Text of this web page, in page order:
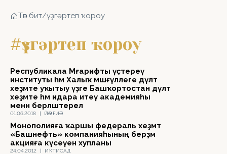
Төп бит/үҙгәртеп ҡороу
#үҙгәртеп ҡороу
01.06.2018 | ЙӘМҒИӘТ
Республикала Мәғарифты үҫтереү
институты һәм Халыҡ мәшғүллеге дәүләт
хеҙмәте уҡытыу үҙәге Башҡортостан дәүләт
хеҙмәте һәм идара итеү академияһы
менән берләштерелә
24.04.2012 | ИҠТИСАД
Монополияға ҡаршы федераль хеҙмәт
«Башнефть» компанияһының берҙәм
акцияға күсеүен хупланы